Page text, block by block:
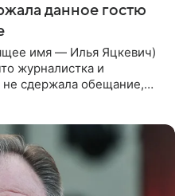
данное гостю
имя — Илья Яцкевич)
журналистка и
сдержала обещание,